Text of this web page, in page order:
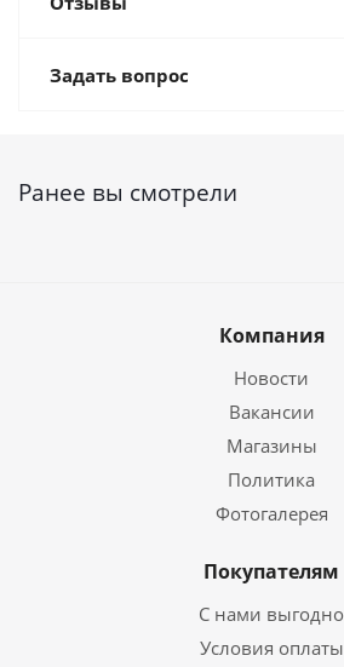
Задать вопрос
Ранее вы смотрели
Компания
Новости
Вакансии
Магазины
Политика
Фотогалерея
Покупателям
С нами выгодно
Условия оплаты